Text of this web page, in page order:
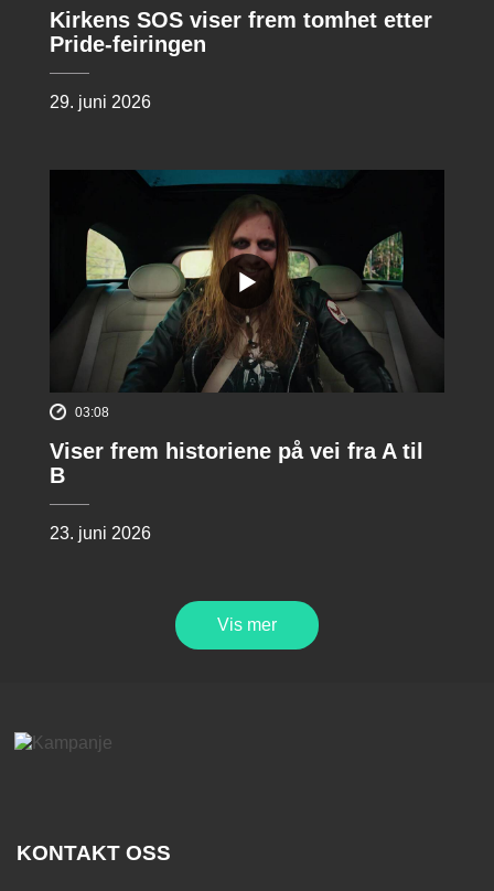
Kirkens SOS viser frem tomhet etter
Pride-feiringen
29. juni 2026
03:08
Viser frem historiene på vei fra A til
B
23. juni 2026
Vis mer
KONTAKT OSS